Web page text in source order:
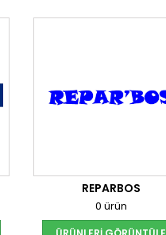
REPARBOS
0 ürün